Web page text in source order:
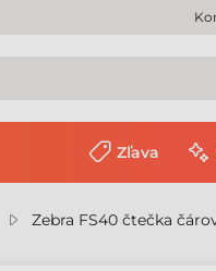
Zľava
Zebra FS40 čtečka